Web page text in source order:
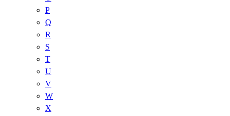
P
Q
R
S
T
U
V
W
X